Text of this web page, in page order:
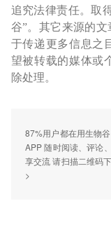
追究法律责任。取
谷”。其它来源的
于传递更多信息之
望被转载的媒体或
除处理。
87%用户都在用生物谷
APP 随时阅读、评论
享交流 请扫描二维码
>